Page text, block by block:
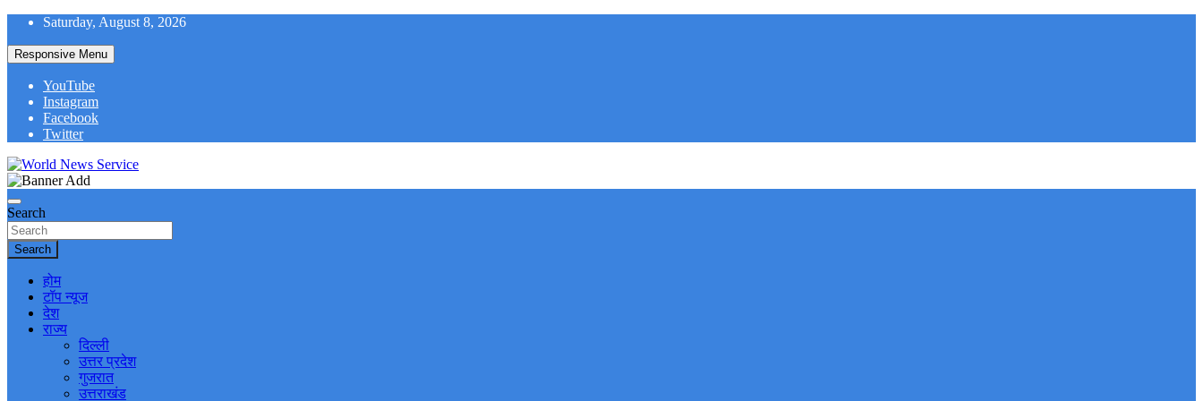
Skip
content
Saturday, August 8, 2026
Responsive Menu
YouTube
Instagram
Facebook
Twitter
World News Service
Search
Search
होम
टॉप न्यूज
देश
राज्य
दिल्ली
उत्तर प्रदेश
गुजरात
उत्तराखंड